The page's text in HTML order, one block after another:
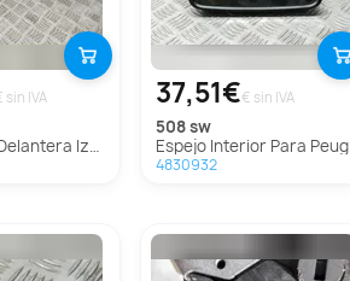
sin IVA
Para Peugeot 508 Sw
37,51€€ sin IVA
508 sw
Espejo Interior Para Peugeot 508 Sw
4830932